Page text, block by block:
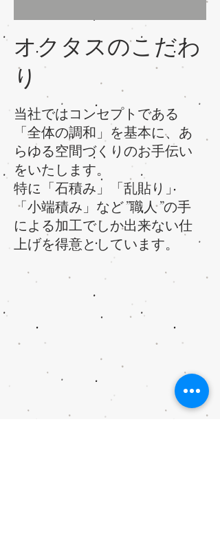
オクタスのこだわ
り
当社ではコンセプトである
「全体の調和」を基本に、あ
らゆる空間づくりのお手伝い
をいたします。
特に「石積み」「乱貼り」
「小端積み」など”職人”の手
による加工でしか出来ない仕
上げを得意としています。